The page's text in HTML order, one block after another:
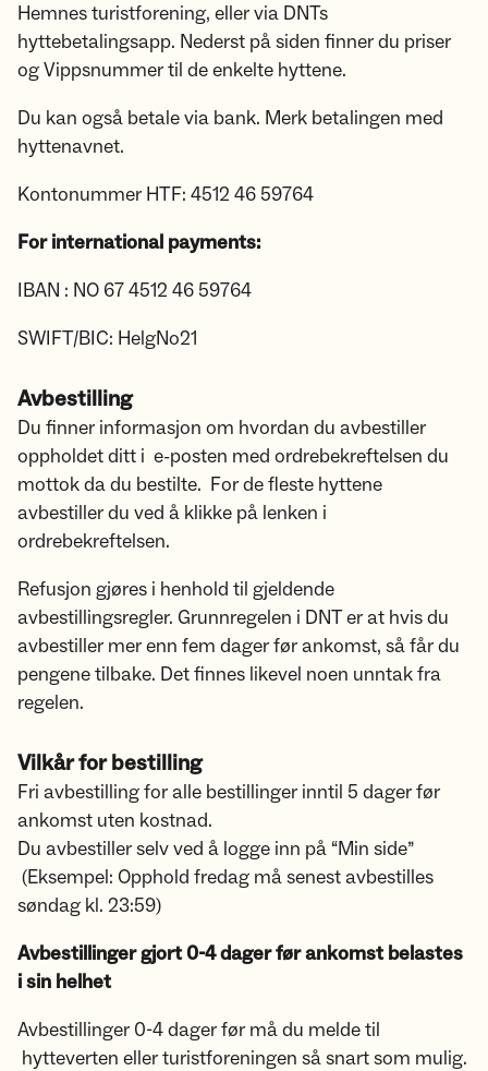
Hemnes turistforening, eller via DNTs
hyttebetalingsapp. Nederst på siden finner du priser
og Vippsnummer til de enkelte hyttene.
Du kan også betale via bank. Merk betalingen med
hyttenavnet.
Kontonummer HTF: 4512 46 59764
For international payments:
IBAN : NO 67 4512 46 59764
SWIFT/BIC: HelgNo21
Avbestilling
Du finner informasjon om hvordan du avbestiller
oppholdet ditt i e-posten med ordrebekreftelsen du
mottok da du bestilte. For de fleste hyttene
avbestiller du ved å klikke på lenken i
ordrebekreftelsen.
Refusjon gjøres i henhold til gjeldende
avbestillingsregler. Grunnregelen i DNT er at hvis du
avbestiller mer enn fem dager før ankomst, så får du
pengene tilbake. Det finnes likevel noen unntak fra
regelen.
Vilkår for bestilling
Fri avbestilling for alle bestillinger inntil 5 dager før
ankomst uten kostnad.
Du avbestiller selv ved å logge inn på “Min side”
(Eksempel: Opphold fredag må senest avbestilles
søndag kl. 23:59)
Avbestillinger gjort 0-4 dager før ankomst belastes
i sin helhet
Avbestillinger 0-4 dager før må du melde til
hytteverten eller turistforeningen så snart som mulig.